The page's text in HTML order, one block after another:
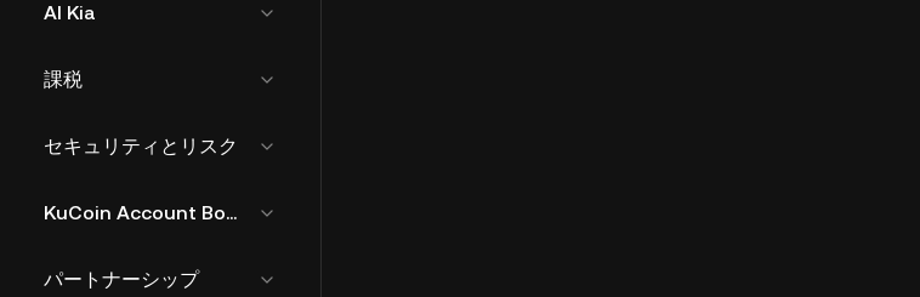
AI Kia
課税
セキュリティとリスク
KuCoin Account Bound Token
パートナーシップ